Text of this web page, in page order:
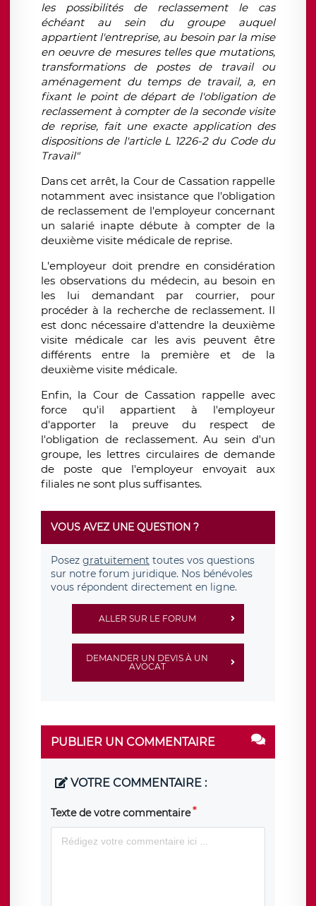
les possibilités de reclassement le cas
échéant au sein du groupe auquel
appartient l'entreprise, au besoin par la mise
en oeuvre de mesures telles que mutations,
transformations de postes de travail ou
aménagement du temps de travail, a, en
fixant le point de départ de l'obligation de
reclassement à compter de la seconde visite
de reprise, fait une exacte application des
dispositions de l'article L 1226-2 du Code du
Travail"
Dans cet arrêt, la Cour de Cassation rappelle
notamment avec insistance que l'obligation
de reclassement de l'employeur concernant
un salarié inapte débute à compter de la
deuxième visite médicale de reprise.
L'employeur doit prendre en considération
les observations du médecin, au besoin en
les lui demandant par courrier, pour
procéder à la recherche de reclassement. Il
est donc nécessaire d'attendre la deuxième
visite médicale car les avis peuvent être
différents entre la première et de la
deuxième visite médicale.
Enfin, la Cour de Cassation rappelle avec
force qu'il appartient à l'employeur
d'apporter la preuve du respect de
l'obligation de reclassement. Au sein d'un
groupe, les lettres circulaires de demande
de poste que l'employeur envoyait aux
filiales ne sont plus suffisantes.
VOUS AVEZ UNE QUESTION ?
Posez gratuitement toutes vos questions
sur notre forum juridique. Nos bénévoles
vous répondent directement en ligne.
ALLER SUR LE FORUM
DEMANDER UN DEVIS À UN
AVOCAT
PUBLIER UN COMMENTAIRE
VOTRE COMMENTAIRE :
Texte de votre commentaire